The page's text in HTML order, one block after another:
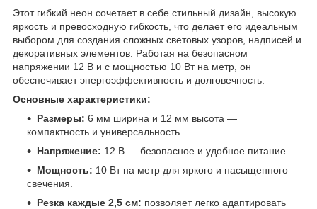
Этот гибкий неон сочетает в себе стильный дизайн, высокую
яркость и превосходную гибкость, что делает его идеальным
выбором для создания сложных световых узоров, надписей и
декоративных элементов. Работая на безопасном
напряжении 12 В и с мощностью 10 Вт на метр, он
обеспечивает энергоэффективность и долговечность.
Основные характеристики:
Размеры: 6 мм ширина и 12 мм высота —
компактность и универсальность.
Напряжение: 12 В — безопасное и удобное питание.
Мощность: 10 Вт на метр для яркого и насыщенного
свечения.
Резка каждые 2,5 см: позволяет легко адаптировать